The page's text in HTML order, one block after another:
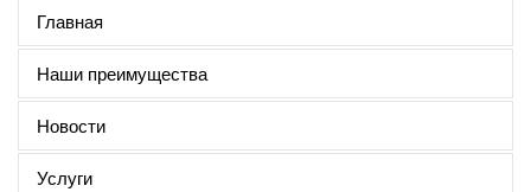
Главная
Наши преимущества
Новости
Услуги